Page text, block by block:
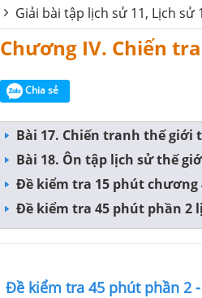
Giải bài tập lịch sử 11, Lịch sử
Chương IV. Chiến
Chia sẻ
Bài 17. Chiến tranh thế giới
Bài 18. Ôn tập lịch sử thế
Đề kiểm tra 15 phút chương
Đề kiểm tra 45 phút phần 2
Đề kiểm tra 45 phút phần 2